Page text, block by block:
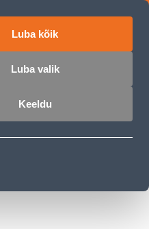
Luba kõik
Luba valik
Keeldu